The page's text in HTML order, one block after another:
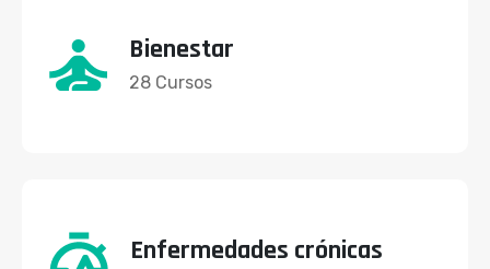
Bienestar
28 Cursos
Enfermedades crónicas